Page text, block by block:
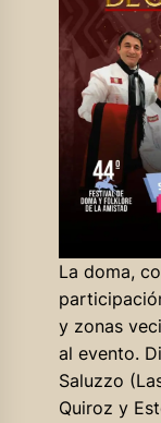
La doma,
y zonas
al evento.
Saluzzo
Quiroz y